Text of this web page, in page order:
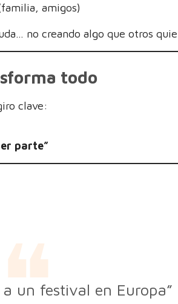
amigos)
no creando algo que otros
todo
clave:
parte”
un festival en Europa”